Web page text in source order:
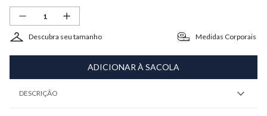
Descubra seu tamanho Medidas Corporais
ADICIONAR À SACOLA
DESCRIÇÃO